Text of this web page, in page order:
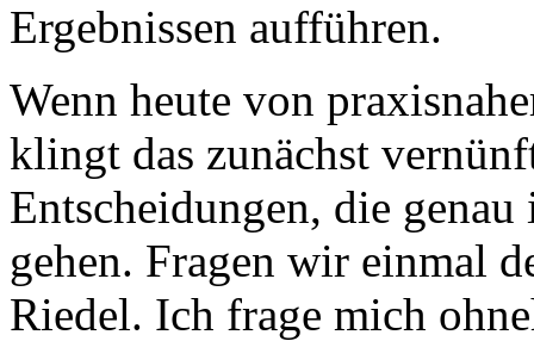
Ergebnissen aufführen.
Wenn heute von
klingt das zunächst
Entscheidungen, die
gehen. Fragen wir einmal
Riedel. Ich frage mich